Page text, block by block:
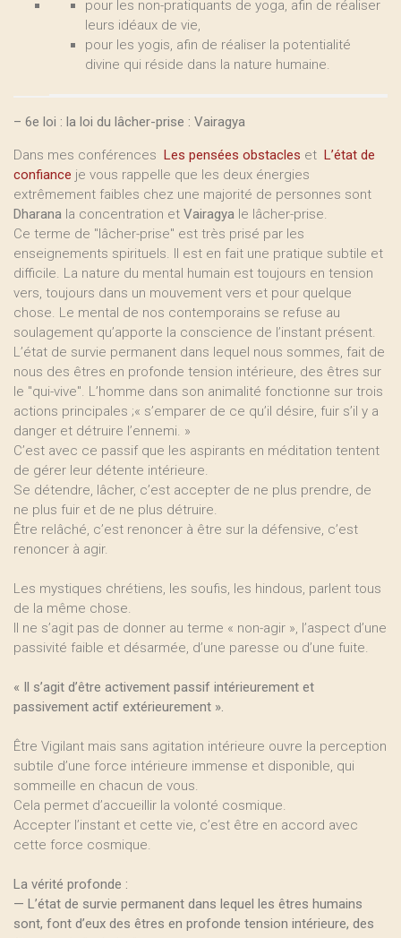
pour les non-pratiquants de yoga, afin de réaliser
leurs idéaux de vie,
pour les yogis, afin de réaliser la potentialité
divine qui réside dans la nature humaine.
– 6e loi : la loi du lâcher-prise : Vairagya
Dans mes conférences Les pensées obstacles et L’état de
confiance je vous rappelle que les deux énergies
extrêmement faibles chez une majorité de personnes sont
Dharana la concentration et Vairagya le lâcher-prise.
Ce terme de "lâcher-prise" est très prisé par les
enseignements spirituels. Il est en fait une pratique subtile et
difficile. La nature du mental humain est toujours en tension
vers, toujours dans un mouvement vers et pour quelque
chose. Le mental de nos contemporains se refuse au
soulagement qu’apporte la conscience de l’instant présent.
L’état de survie permanent dans lequel nous sommes, fait de
nous des êtres en profonde tension intérieure, des êtres sur
le "qui-vive". L’homme dans son animalité fonctionne sur trois
actions principales ;« s’emparer de ce qu’il désire, fuir s’il y a
danger et détruire l’ennemi. »
C’est avec ce passif que les aspirants en méditation tentent
de gérer leur détente intérieure.
Se détendre, lâcher, c’est accepter de ne plus prendre, de
ne plus fuir et de ne plus détruire.
Être relâché, c’est renoncer à être sur la défensive, c’est
renoncer à agir.
Les mystiques chrétiens, les soufis, les hindous, parlent tous
de la même chose.
Il ne s’agit pas de donner au terme « non-agir », l’aspect d’une
passivité faible et désarmée, d’une paresse ou d’une fuite.
« Il s’agit d’être activement passif intérieurement et
passivement actif extérieurement ».
Être Vigilant mais sans agitation intérieure ouvre la perception
subtile d’une force intérieure immense et disponible, qui
sommeille en chacun de vous.
Cela permet d’accueillir la volonté cosmique.
Accepter l’instant et cette vie, c’est être en accord avec
cette force cosmique.
La vérité profonde :
— L’état de survie permanent dans lequel les êtres humains
sont, font d’eux des êtres en profonde tension intérieure, des